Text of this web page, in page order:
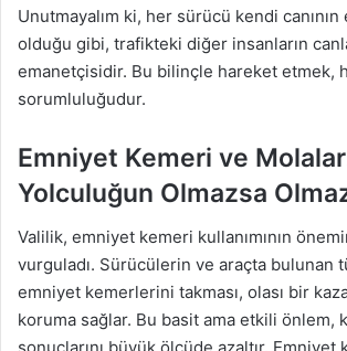
Unutmayalım ki, her sürücü kendi
olduğu gibi, trafikteki diğer insanların
emanetçisidir. Bu bilinçle hareket etmek,
sorumluluğudur.
Emniyet Kemeri ve
Yolculuğun Olmazsa
Valilik, emniyet kemeri kullanımının
vurguladı. Sürücülerin ve araçta bulunan
emniyet kemerlerini takması, olası bir
koruma sağlar. Bu basit ama etkili önlem,